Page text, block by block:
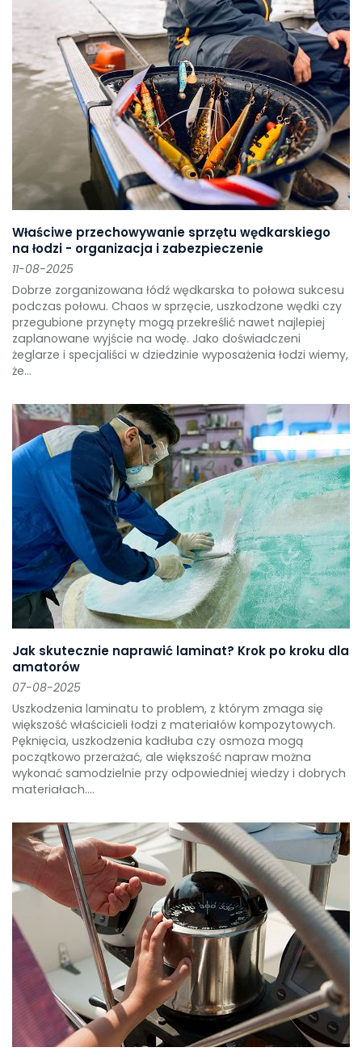
Właściwe przechowywanie sprzętu wędkarskiego
na łodzi - organizacja i zabezpieczenie
11-08-2025
Dobrze zorganizowana łódź wędkarska to połowa sukcesu
podczas połowu. Chaos w sprzęcie, uszkodzone wędki czy
przegubione przynęty mogą przekreślić nawet najlepiej
zaplanowane wyjście na wodę. Jako doświadczeni
żeglarze i specjaliści w dziedzinie wyposażenia łodzi wiemy,
że...
Jak skutecznie naprawić laminat? Krok po kroku dla
amatorów
07-08-2025
Uszkodzenia laminatu to problem, z którym zmaga się
większość właścicieli łodzi z materiałów kompozytowych.
Pęknięcia, uszkodzenia kadłuba czy osmoza mogą
początkowo przerażać, ale większość napraw można
wykonać samodzielnie przy odpowiedniej wiedzy i dobrych
materiałach....